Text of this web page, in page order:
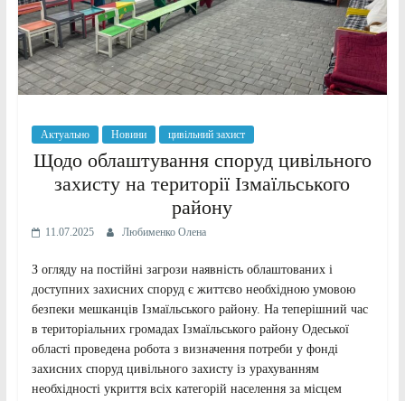
Актуально Новини цивільний захист
Щодо облаштування споруд цивільного
захисту на території Ізмаїльського
району
11.07.2025 Любименко Олена
З огляду на постійні загрози наявність облаштованих і
доступних захисних споруд є життєво необхідною умовою
безпеки мешканців Ізмаїльського району. На теперішний час
в територіальних громадах Ізмаїльського району Одеської
області проведена робота з визначення потреби у фонді
захисних споруд цивільного захисту із урахуванням
необхідності укриття всіх категорій населення за місцем